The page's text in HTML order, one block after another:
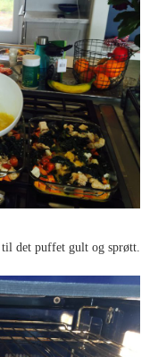
det puffet gult og sprøtt.